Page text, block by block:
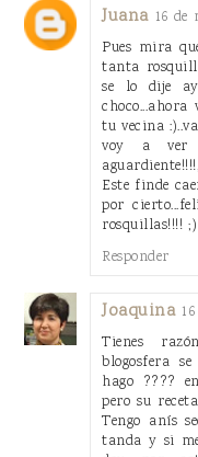
Juana 16 de
Pues mira
tanta
se lo dije
tu vecina
voy a ver
Este finde
por
rosquillas!!!! ;)
Responder
Joaquina
Tienes
blogosfera
hago ????
pero su
Tengo anís
tanda y si